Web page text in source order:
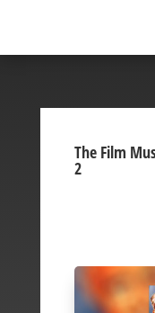
The Film
2